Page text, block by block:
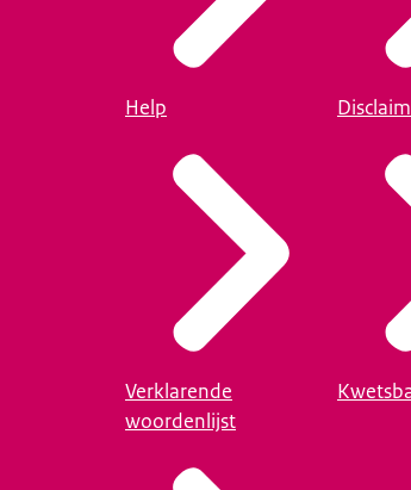
Help
Verklarende
woordenlijst